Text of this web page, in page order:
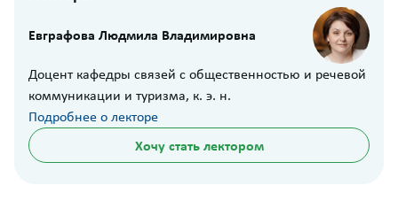
Евграфова Людмила Владимировна
Доцент кафедры связей с общественностью и речевой
коммуникации и туризма, к. э. н.
Подробнее о лекторе
Хочу стать лектором